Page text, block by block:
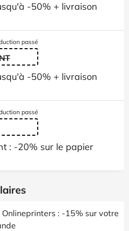
-50% + livraison
passé
-50% + livraison
passé
: -20% sur le papier
Onlineprinters : -15% sur votre